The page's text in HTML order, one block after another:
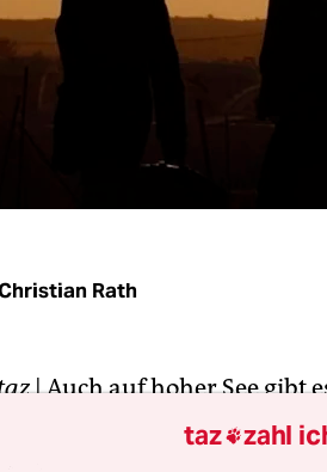
Rath
|Auch auf hoher See gibt
Donnerstag der
in Straßburg
taz zahl